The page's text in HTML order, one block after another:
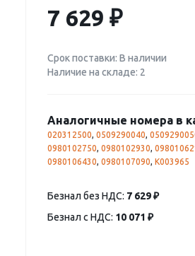
7 629 ₽
Срок поставки: В наличии
Наличие на складе: 2
Аналогичные номера в
020312500, 0509290040,
0980102750, 0980102930,
0980106430, 0980107090, K003965
Безнал без НДС: 7 629 ₽
Безнал с НДС: 10 071 ₽